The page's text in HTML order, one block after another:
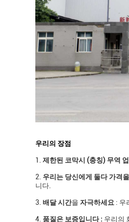
우리의 장점
1. 제한된 코막시 (충칭) 무역
2. 우리는 당신에게 둘다 가격
니다.
3. 배달 시간을 자극하세요 : 우
4. 품질은 보증입니다 : 우리의